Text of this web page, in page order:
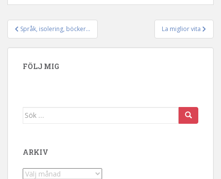
Inläggsnavigering
Språk, isolering, böcker… La miglior vita
FÖLJ MIG
Sök efter:
ARKIV
Arkiv